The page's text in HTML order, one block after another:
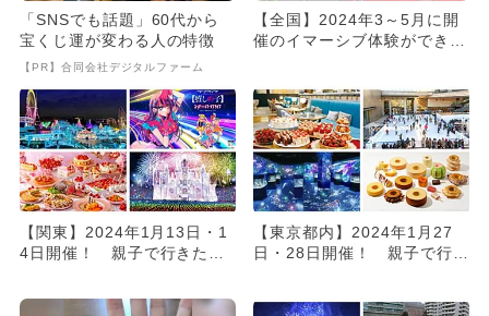
「SNSでも話題」60代から
宝くじ運が変わる人の特徴
【PR】合同会社デジタルファーム
【全国】2024年3～5月に開
催のイマーシブ体験ができる
【関東】2024年1月13日・1
4日開催！ 親子で行きたい
【東京都内】2024年1月27
日・28日開催！ 親子で行き